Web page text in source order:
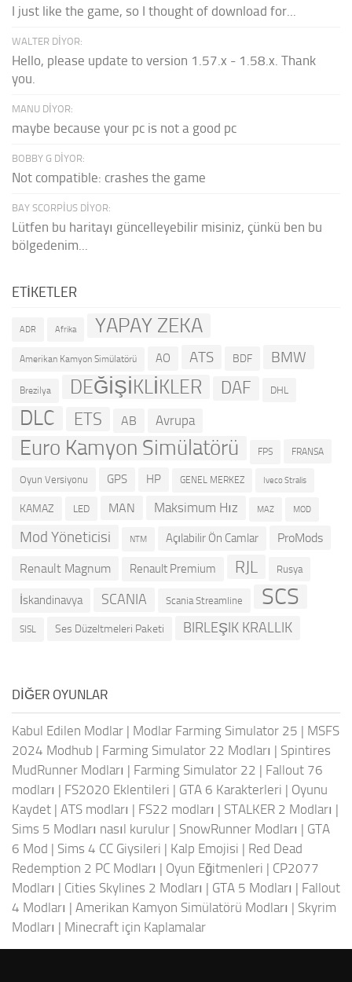
I just like the game, so I thought of download for...
WALTER DIYOR:
Hello, please update to version 1.57.x - 1.58.x. Thank
you.
MANU DIYOR:
maybe because your pc is not a good pc
BOBBY G DIYOR:
Not compatible: crashes the game
BAY SCORPIUS DIYOR:
Lütfen bu haritayı güncelleyebilir misiniz, çünkü ben bu
bölgedenim...
ETIKETLER
ADR Afrika YAPAY ZEKA
Amerikan Kamyon Simülatörü AO ATS BDF BMW
Brezilya DEĞİŞİKLİKLER DAF DHL
DLC ETS AB Avrupa
Euro Kamyon Simülatörü FPS FRANSA
Oyun Versiyonu GPS HP GENEL MERKEZ Iveco Stralis
KAMAZ LED MAN Maksimum Hız MAZ MOD
Mod Yöneticisi NTM Açılabilir Ön Camlar ProMods
Renault Magnum Renault Premium RJL Rusya
İskandinavya SCANIA Scania Streamline SCS
SISL Ses Düzeltmeleri Paketi BIRLEŞIK KRALLIK
DIĞER OYUNLAR
Kabul Edilen Modlar | Modlar Farming Simulator 25 | MSFS
2024 Modhub | Farming Simulator 22 Modları | Spintires
MudRunner Modları | Farming Simulator 22 | Fallout 76
modları | FS2020 Eklentileri | GTA 6 Karakterleri | Oyunu
Kaydet | ATS modları | FS22 modları | STALKER 2 Modları |
Sims 5 Modları nasıl kurulur | SnowRunner Modları | GTA
6 Mod | Sims 4 CC Giysileri | Kalp Emojisi | Red Dead
Redemption 2 PC Modları | Oyun Eğitmenleri | CP2077
Modları | Cities Skylines 2 Modları | GTA 5 Modları | Fallout
4 Modları | Amerikan Kamyon Simülatörü Modları | Skyrim
Modları | Minecraft için Kaplamalar